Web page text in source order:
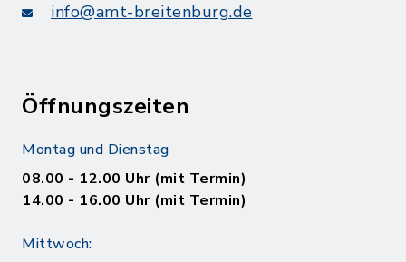
info@amt-breitenburg.de
Öffnungszeiten
Montag und Dienstag
08.00 - 12.00 Uhr (mit Termin)
14.00 - 16.00 Uhr (mit Termin)
Mittwoch: